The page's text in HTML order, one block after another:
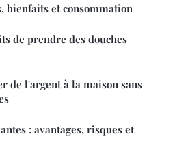
bienfaits et consommation
de prendre des douches
de l'argent à la maison sans
: avantages, risques et